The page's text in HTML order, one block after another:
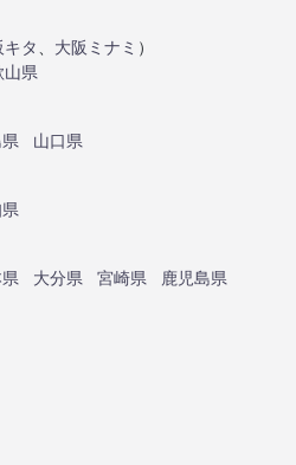
キタ 大阪ミナミ ）
山県
山口県
大分県 宮崎県
鹿児島県